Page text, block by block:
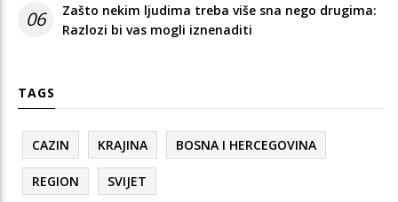
06
Zašto nekim ljudima treba više sna nego drugima:
Razlozi bi vas mogli iznenaditi
TAGS
CAZIN KRAJINA BOSNA I HERCEGOVINA
REGION SVIJET